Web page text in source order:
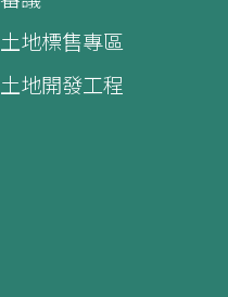
土地標售專區
土地開發工程